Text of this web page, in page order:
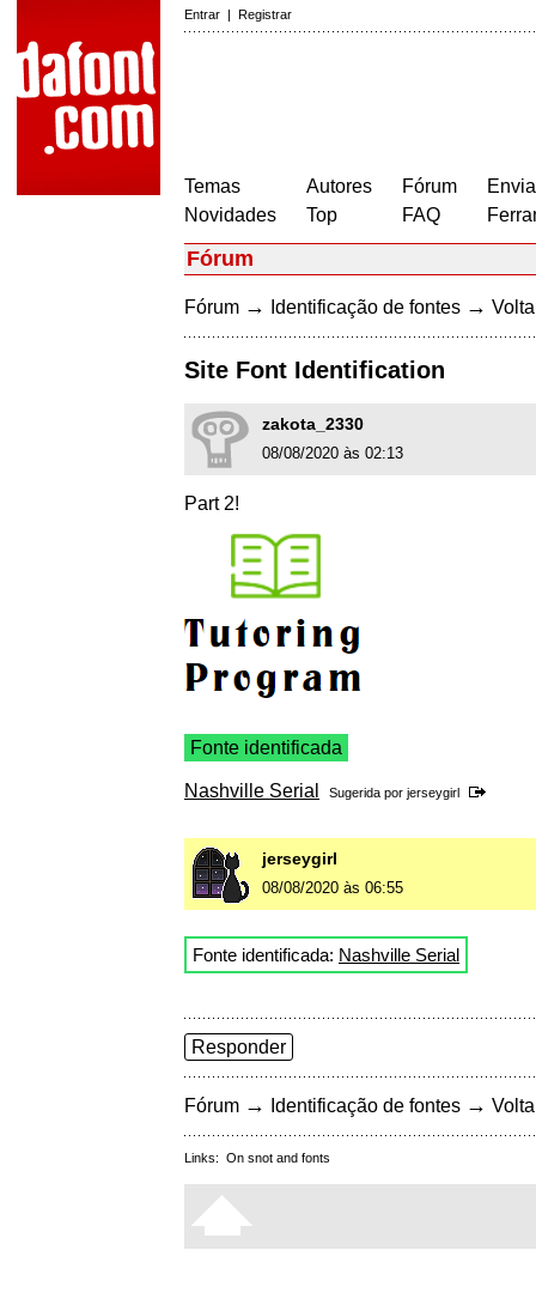
Entrar | Registrar
Temas
Novidades
Autores
Top
Fórum
FAQ
Fórum
Fórum → Identificação de fontes →
Site Font Identification
zakota_2330
08/08/2020 às 02:13
Part 2!
Fonte identificada
Nashville Serial Sugerida por jerseygirl
jerseygirl
08/08/2020 às 06:55
Fonte identificada: Nashville Serial
Responder
Fórum → Identificação de fontes →
Links: On snot and fonts